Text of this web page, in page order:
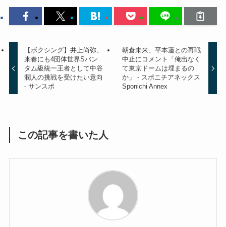
【ボクシング】井上尚弥、
来春にも4団体世界Sバン
タム級統一王者として中谷
潤人の挑戦を受けたい意向
- サンスポ
朝倉未来、平本蓮との再戦
中止にコメント「俺出なく
て東京ドームは埋まるの
か」 - スポニチアネックス
Sponichi Annex
この記事を書いた人